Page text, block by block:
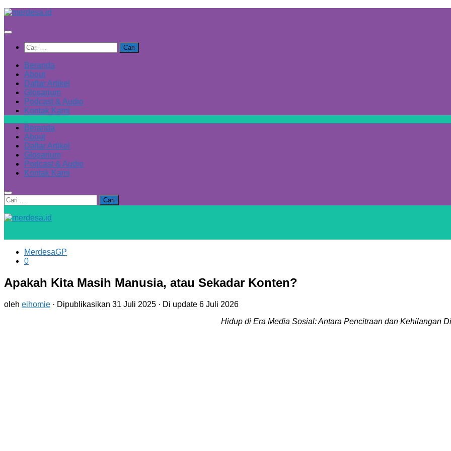
Skip
content
Cari
untuk:
Beranda
About
Daftar Artikel
Glosarium
Podcast & Audio
Kontak Kami
Beranda
About
Daftar Artikel
Glosarium
Podcast & Audio
Kontak Kami
Cari
untuk:
MerdesaGP
0
Apakah Kita Masih Manusia, atau Sekadar Konten?
oleh eihomie · Dipublikasikan 31 Juli 2025 · Di update 6 Juli 2026
Hidup di Era Media Sosial: Antara Pencitraan dan Kehilangan